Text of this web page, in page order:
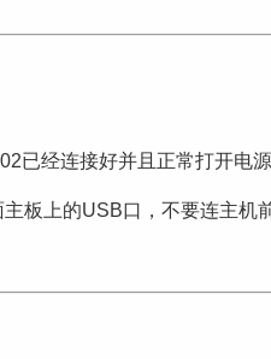
已经连接好并且正常打开电源
板上的USB口，不要连主机